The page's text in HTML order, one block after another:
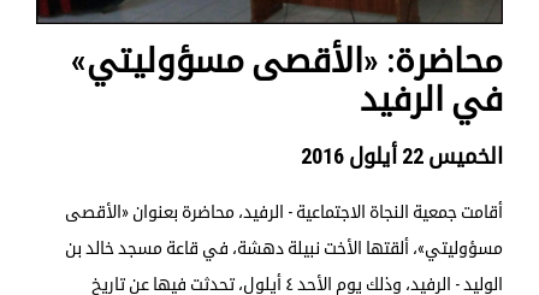
محاضرة: «الأقصى مسؤوليتي»
في الرفيد
الخميس 22 أيلول 2016
أقامت جمعية النجاة الاجتماعية - الرفيد، محاضرة بعنوان «الأقصى
مسؤوليتي»، ألقتها الأخت نبيلة دهشة، في قاعة مسجد خالد بن
الوليد - الرفيد، وذلك يوم الأحد ٤ أيلول، تحدثت فيها عن تاريخ